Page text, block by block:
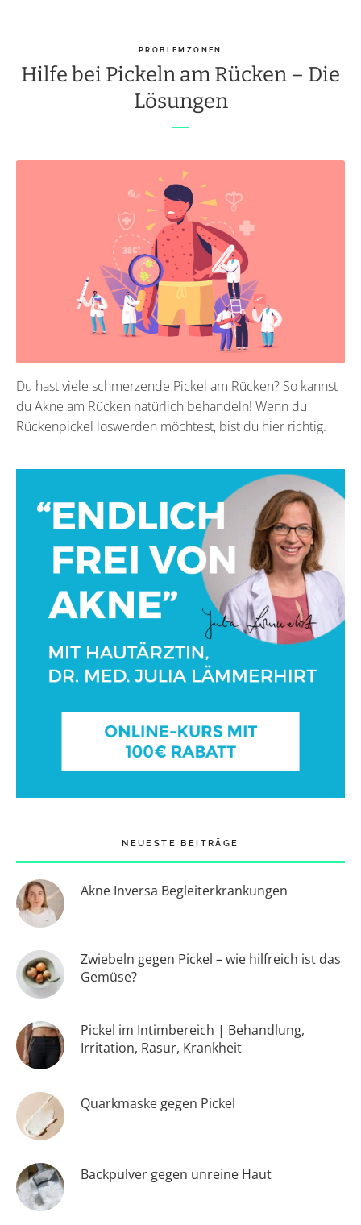
PROBLEMZONEN
Hilfe bei Pickeln am Rücken – Die
Lösungen
Du hast viele schmerzende Pickel am Rücken? So kannst
du Akne am Rücken natürlich behandeln! Wenn du
Rückenpickel loswerden möchtest, bist du hier richtig.
NEUESTE BEITRÄGE
Akne Inversa Begleiterkrankungen
Zwiebeln gegen Pickel – wie hilfreich ist das
Gemüse?
Pickel im Intimbereich | Behandlung,
Irritation, Rasur, Krankheit
Quarkmaske gegen Pickel
Backpulver gegen unreine Haut